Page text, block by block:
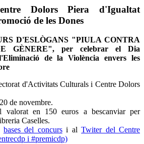
Dolors Piera d'Igualtat
de les Dones
D'ESLÒGANS "PIULA CONTRA
GÈNERE", per celebrar el Dia
de la Violència envers les
d'Activitats Culturals i Centre Dolors
de novembre.
valorat en 150 euros a bescanviar per
Caselles.
bases del concursi alTwiter del Centre
i #premicdp)